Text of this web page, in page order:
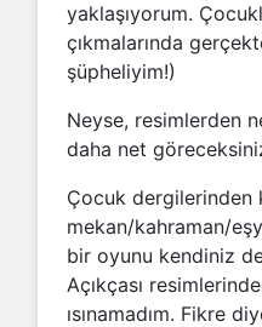
yaklaşıyorum.
çıkmalarında
şüpheliyim!)
Neyse, resimlerden
daha net
Çocuk dergilerinden
mekan/kahraman/
bir oyunu kendiniz
Açıkçası
ısınamadım. Fikre